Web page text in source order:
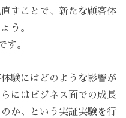
すことで、新たな顧客体
う。
す。
験にはどのような影響が
にはビジネス面での成長
か、という実証実験を行